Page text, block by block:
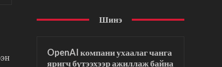
Шинэ
OpenAI компани ухаалаг чанга
яригч бүтээхээр ажиллаж байна